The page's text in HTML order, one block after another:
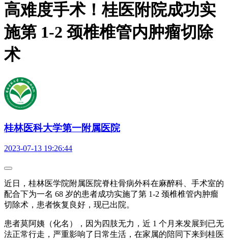
高难度手术！桂医附院成功实
施第 1-2 颈椎椎管内肿瘤切除
术
桂林医科大学第一附属医院
2023-07-13 19:26:44
近日，桂林医学院附属医院脊柱骨病外科在麻醉科、手术室的
配合下为一名 68 岁的患者成功实施了第 1-2 颈椎椎管内肿瘤
切除术，患者恢复良好，现已出院。
患者莫阿姨（化名），因为四肢无力，近 1 个月来发展到已无
法正常行走，严重影响了日常生活，在家属的陪同下来到桂医